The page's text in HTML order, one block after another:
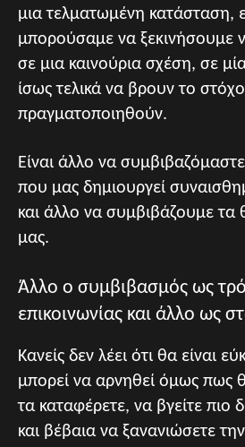
μια τελματωμένη κατάσταση,
μπορούσαμε να ξεκινήσουμε
σε μια καινούρια σχέση, σε
ίσως τελικά να βρουν το
πραγματοποιηθούν.
Είναι άλλο να
που μας δημιουργεί
και άλλο να συμβιβάζουμε τα
μας.
Άλλο ο συμβιβασμός ως
επικοινωνίας και άλλο ως
Κανείς δεν λέει ότι θα είναι
μπορεί να αρνηθεί όμως πως
τα καταφέρετε, να βγείτε πιο
και βέβαια να ξανανιώσετε